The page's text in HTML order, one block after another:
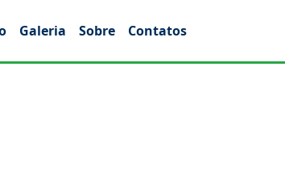
Galeria Sobre Contatos